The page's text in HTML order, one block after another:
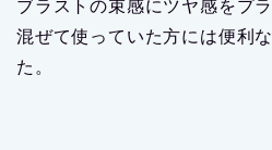
ブラストの束感にツヤ感をプ
混ぜて使っていた方には便利
た。